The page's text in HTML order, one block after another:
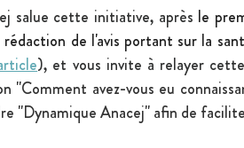
salue cette initiative, après le
rédaction de l'avis portant sur la
), et vous invite à relayer
"Comment avez-vous eu
"Dynamique Anacej" afin de